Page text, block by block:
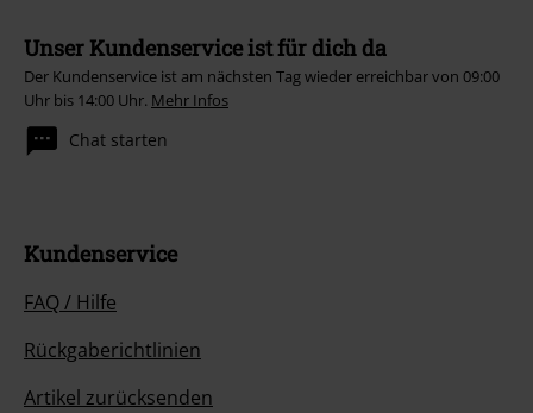
Unser Kundenservice ist für dich da
Der Kundenservice ist am nächsten Tag wieder erreichbar von 09:00
Uhr bis 14:00 Uhr. Mehr Infos
Chat starten
Kundenservice
FAQ / Hilfe
Rückgaberichtlinien
Artikel zurücksenden